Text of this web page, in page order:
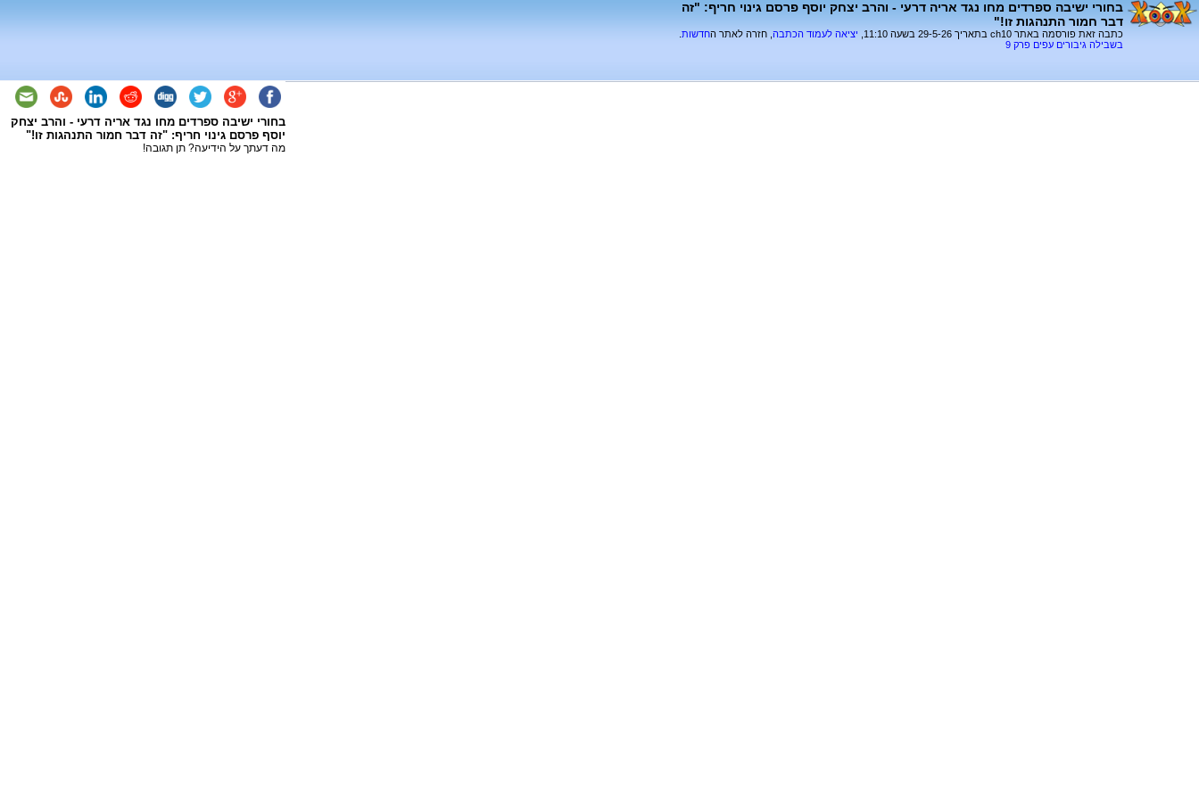
בחורי ישיבה ספרדים מחו נגד אריה דרעי - והרב יצחק יוסף פרסם גינוי חריף: "זה
דבר חמור התנהגות זו!"
כתבה זאת פורסמה באתר ch10 בתאריך 29-5-26 בשעה 11:10, יציאה לעמוד הכתבה , חזרה לאתר החדשות
בשבילה גיבורים עפים פרק 9
בחורי ישיבה ספרדים מחו נגד אריה דרעי - והרב יצחק
יוסף פרסם גינוי חריף: "זה דבר חמור התנהגות זו!"
מה דעתך על הידיעה? תן תגובה!